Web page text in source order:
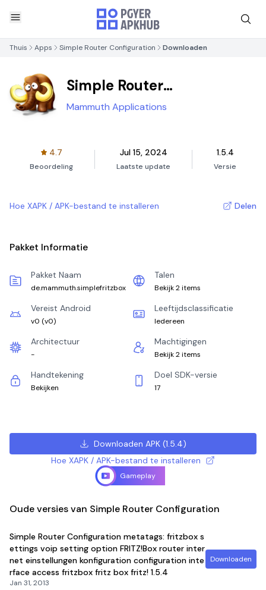
Thuis Apps Simple Router Configuration Downloaden
Simple Router
Configuration
Mammuth Applications
4.7
Beoordeling
Jul 15, 2024
Laatste update
1.5.4
Versie
Hoe XAPK / APK-bestand te installeren Delen
Pakket Informatie
Pakket Naam
de.mammuth.simplefritzbox
Talen
Bekijk 2 items
Vereist Android
v0 (v0)
Leeftijdsclassificatie
Iedereen
Architectuur
-
Machtigingen
Bekijk 2 items
Handtekening
Bekijken
Doel SDK-versie
17
Downloaden APK(1.5.4)
Hoe XAPK / APK-bestand te installeren
Gameplay
Oude versies van Simple Router Configuration
Simple Router Configuration metatags: fritzbox s
ettings voip setting option FRITZ!Box router inter
net einstellungen konfiguration configuration inte
rface access fritzbox fritz box fritz! 1.5.4
Jan 31, 2013
Downloaden